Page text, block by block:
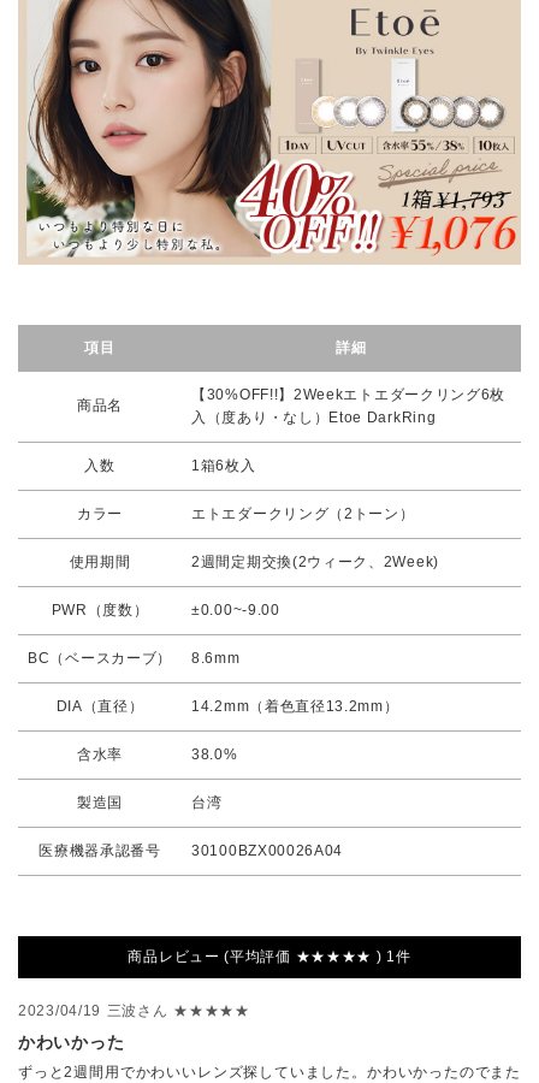
項目 詳細
商品名
【30%OFF!!】2Weekエトエダークリング6枚
入（度あり・なし）Etoe DarkRing
入数 1箱6枚入
カラー エトエダークリング（2トーン）
使用期間 2週間定期交換(2ウィーク、2Week)
PWR（度数） ±0.00~-9.00
BC（ベースカーブ） 8.6mm
DIA（直径） 14.2mm（着色直径13.2mm）
含水率 38.0%
製造国 台湾
医療機器承認番号 30100BZX00026A04
商品レビュー (平均評価 ★★★★★ ) 1件
2023/04/19 三波さん ★★★★★
かわいかった
ずっと2週間用でかわいいレンズ探していました。かわいかったのでまた